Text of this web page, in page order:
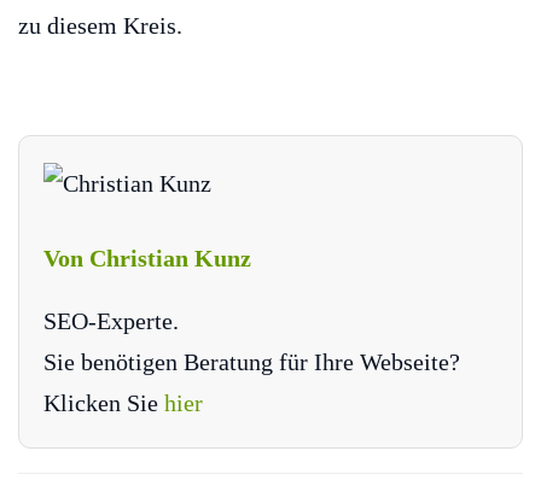
zu diesem Kreis.
Von Christian Kunz
SEO-Experte.
Sie benötigen Beratung für Ihre Webseite?
Klicken Sie hier